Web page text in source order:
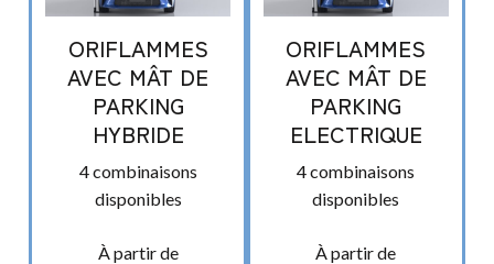
ORIFLAMMES
AVEC MÂT DE
PARKING
HYBRIDE
4 combinaisons
disponibles
À partir de
ORIFLAMMES
AVEC MÂT DE
PARKING
ELECTRIQUE
4 combinaisons
disponibles
À partir de